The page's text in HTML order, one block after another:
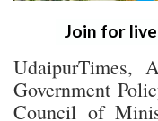
Join for
UdaipurTimes,
Government
Council of